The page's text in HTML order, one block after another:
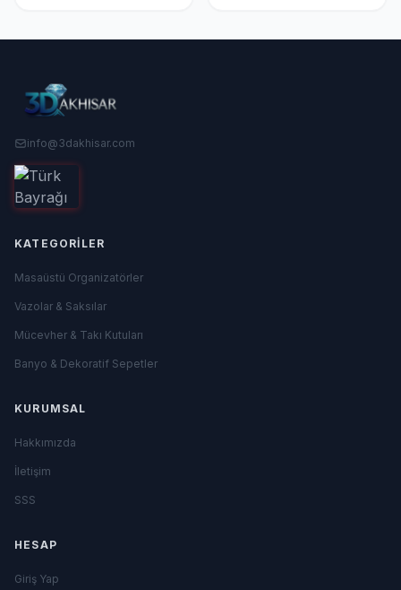
info@3dakhisar.com
KATEGORILER
Masaüstü Organizatörler
Vazolar & Saksılar
Mücevher & Takı Kutuları
Banyo & Dekoratif Sepetler
KURUMSAL
Hakkımızda
İletişim
SSS
HESAP
Giriş Yap